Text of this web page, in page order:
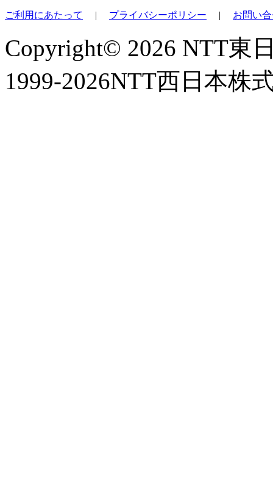
ご利用にあたって | プライバシーポリシー | お問い
Copyright© 2026 NTT
1999-2026NTT西日本株